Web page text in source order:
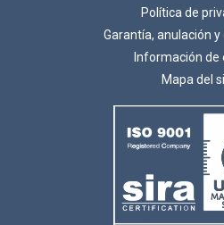
Política de
Garantía, anulación
Información de
Mapa del